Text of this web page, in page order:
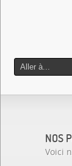
NOS
Voici